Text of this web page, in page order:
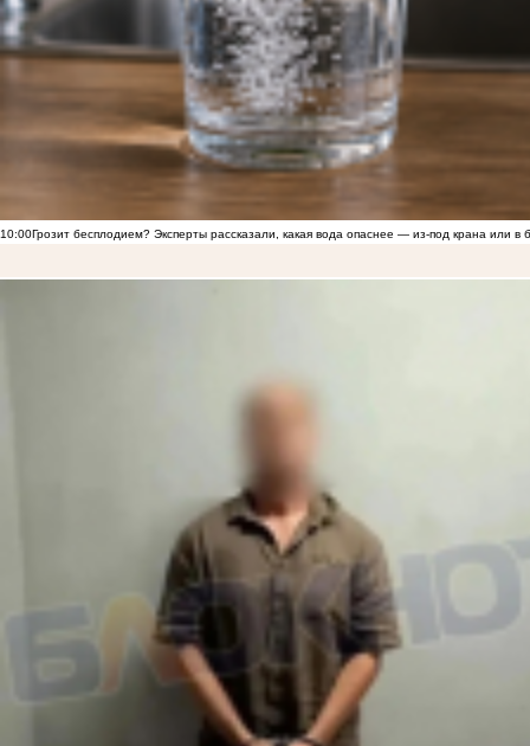
10:00Грозит бесплодием? Эксперты рассказали, какая вода опаснее — из-под крана или в